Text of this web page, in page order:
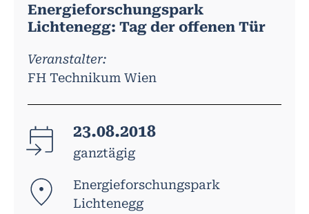
Energieforschungspark
Lichtenegg: Tag der offenen Tür
Veranstalter:
FH Technikum Wien
23.08.2018
ganztägig
Energieforschungspark
Lichtenegg